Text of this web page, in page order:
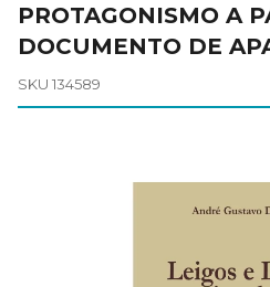
PROTAGONISMO A
DOCUMENTO DE
SKU 134589